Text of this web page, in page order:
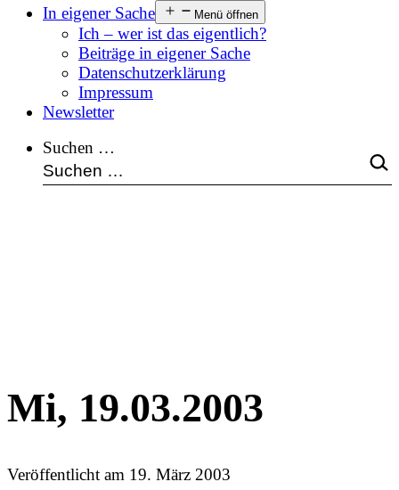
In eigener Sache
Menü öffnen
Ich – wer ist das eigentlich?
Beiträge in eigener Sache
Datenschutzerklärung
Impressum
Newsletter
Suchen …
Mi, 19.03.2003
Veröffentlicht am 19. März 2003